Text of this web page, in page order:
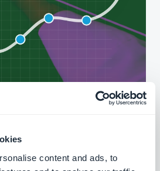
content and ads, to